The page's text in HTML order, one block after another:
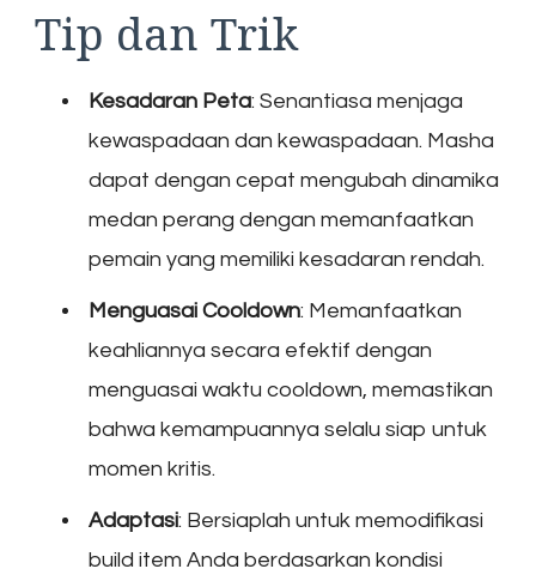
Tip dan Trik
Kesadaran Peta: Senantiasa menjaga
kewaspadaan dan kewaspadaan. Masha
dapat dengan cepat mengubah dinamika
medan perang dengan memanfaatkan
pemain yang memiliki kesadaran rendah.
Menguasai Cooldown: Memanfaatkan
keahliannya secara efektif dengan
menguasai waktu cooldown, memastikan
bahwa kemampuannya selalu siap untuk
momen kritis.
Adaptasi: Bersiaplah untuk memodifikasi
build item Anda berdasarkan kondisi